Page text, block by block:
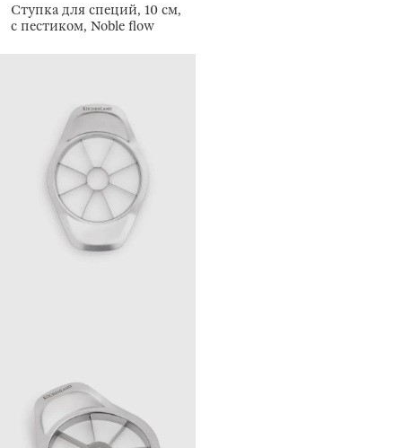
Ступка для специй, 10 см,
с пестиком, Noble flow